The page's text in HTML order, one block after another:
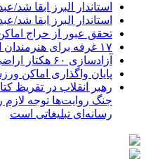
استاندار البرز ابقا شد/
استاندار البرز ابقا شد/
تحقق عبور از حراج
۱۷ غرفه برای هنرمندان البرزی
آزادسازی ۶۰ هکتار اراضی زراعی از چنگ ویلاسازان
پایان واگذاری اماکن
رهبر انقلاب در تقریظ
جنگ روایت‌ها توجه لازم
رسانه‌ای تبلیغاتی است